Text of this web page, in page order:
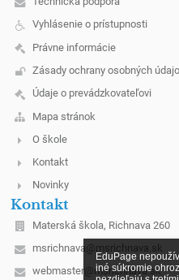
EduPage
iné súkromie
Vyhlásenie o prístupnosti
Právne informácie
Zásady ochrany osobných
Údaje o prevádzkovateľovi
Mapa stránok
O škole
Kontakt
Novinky
Kontakt
Materská škola, Richnava 260
msrichnava@msrichnava.sk
webmaster@msrichnava.sk